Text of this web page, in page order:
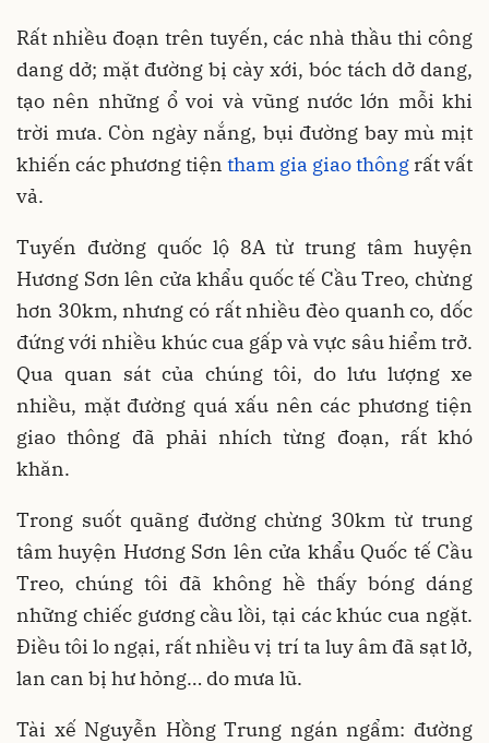
Rất nhiều đoạn trên tuyến, các nhà thầu thi công
dang dở; mặt đường bị cày xới, bóc tách dở dang,
tạo nên những ổ voi và vũng nước lớn mỗi khi
trời mưa. Còn ngày nắng, bụi đường bay mù mịt
khiến các phương tiện tham gia giao thông rất vất
vả.
Tuyến đường quốc lộ 8A từ trung tâm huyện
Hương Sơn lên cửa khẩu quốc tế Cầu Treo, chừng
hơn 30km, nhưng có rất nhiều đèo quanh co, dốc
đứng với nhiều khúc cua gấp và vực sâu hiểm trở.
Qua quan sát của chúng tôi, do lưu lượng xe
nhiều, mặt đường quá xấu nên các phương tiện
giao thông đã phải nhích từng đoạn, rất khó
khăn.
Trong suốt quãng đường chừng 30km từ trung
tâm huyện Hương Sơn lên cửa khẩu Quốc tế Cầu
Treo, chúng tôi đã không hề thấy bóng dáng
những chiếc gương cầu lồi, tại các khúc cua ngặt.
Điều tôi lo ngại, rất nhiều vị trí ta luy âm đã sạt lở,
lan can bị hư hỏng… do mưa lũ.
Tài xế Nguyễn Hồng Trung ngán ngẩm: đường